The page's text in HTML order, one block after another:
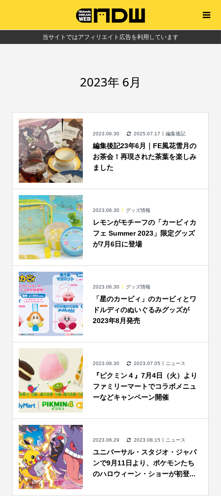
当サイトではアフィリエイト広告を利用しています
2023年 6月
2023.06.30 2025.07.17 編集後記
編集後記23年6月｜FE風花雪月の
お茶会！再現された茶葉を楽しみ
ました
2023.06.30 グッズ情報
レモンがモチーフの「カービィカ
フェ Summer 2023」限定グッズ
が7月6日に登場
2023.06.30 グッズ情報
「星のカービィ」のカービィとワ
ドルディのぬいぐるみグッズが
2023年8月発売
2023.06.30 2023.07.05 ニュース
『ピクミン４』7月4日（火）より
ファミリーマートでコラボメニュ
ーなどキャンペーン開催
2023.06.29 2023.08.15 ニュース
ユニバーサル・スタジオ・ジャパ
ンで9月11日より、ポケモンたち
のハロウィーン・ショーが初登...